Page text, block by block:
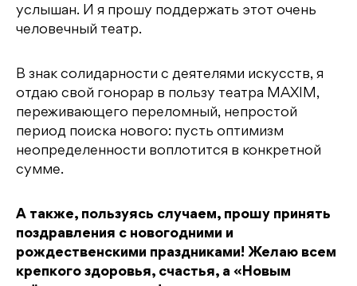
услышан. И я прошу поддержать этот очень
человечный театр.
В знак солидарности с деятелями искусств, я
отдаю свой гонорар в пользу театра MAXIM,
переживающего переломный, непростой
период поиска нового: пусть оптимизм
неопределенности воплотится в конкретной
сумме.
А также, пользуясь случаем, прошу принять
поздравления с новогодними и
рождественскими праздниками! Желаю всем
крепкого здоровья, счастья, а «Новым